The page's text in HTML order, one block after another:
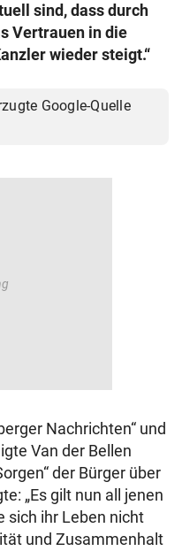
sind, dass durch
Vertrauen in die
wieder steigt.“
Google-Quelle
Nachrichten“ und
Van der Bellen
der Bürger über
„Es gilt nun all jenen
sich ihr Leben nicht
und Zusammenhalt